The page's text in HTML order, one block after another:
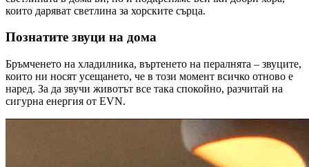
които даряват светлина за хорските сърца.
Познатите звуци на дома
Бръмченето на хладилника, въртенето на пералнята – звуците,
които ни носят усещането, че в този момент всичко отново е
наред. За да звучи животът все така спокойно, разчитай на
сигурна енергия от EVN.